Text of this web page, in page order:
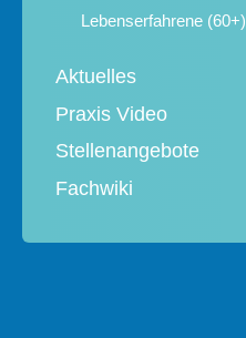
Lebenserfahrene (60+)
Aktuelles
Praxis Video
Stellenangebote
Fachwiki